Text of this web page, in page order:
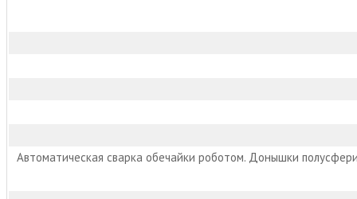
Автоматическая сварка обечайки роботом. Донышки